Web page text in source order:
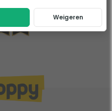
Weigeren